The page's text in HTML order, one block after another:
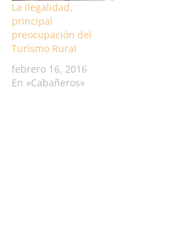
La ilegalidad,
principal
preocupación del
Turismo Rural
febrero 16, 2016
En «Cabañeros»